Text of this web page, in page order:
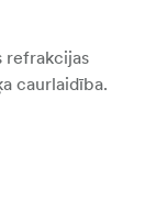
refrakcijas
caurlaidība.